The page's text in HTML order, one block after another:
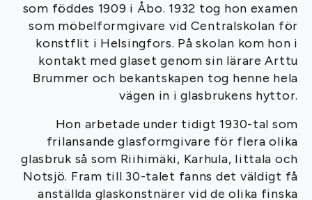
som föddes 1909 i Åbo. 1932 tog hon examen
som möbelformgivare vid Centralskolan för
konstflit i Helsingfors. På skolan kom hon i
kontakt med glaset genom sin lärare Arttu
Brummer och bekantskapen tog henne hela
vägen in i glasbrukens hyttor.
Hon arbetade under tidigt 1930-tal som
frilansande glasformgivare för flera olika
glasbruk så som Riihimäki, Karhula, Iittala och
Notsjö. Fram till 30-talet fanns det väldigt få
anställda glaskonstnärer vid de olika finska